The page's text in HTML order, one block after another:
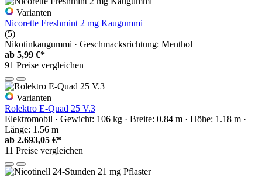
Varianten
Nicorette Freshmint 2 mg Kaugummi
(5)
Nikotinkaugummi · Geschmacksrichtung: Menthol
ab 5,99 €*
91 Preise vergleichen
Varianten
Rolektro E-Quad 25 V.3
Elektromobil · Gewicht: 106 kg · Breite: 0.84 m · Höhe: 1.18 m ·
Länge: 1.56 m
ab 2.693,05 €*
11 Preise vergleichen